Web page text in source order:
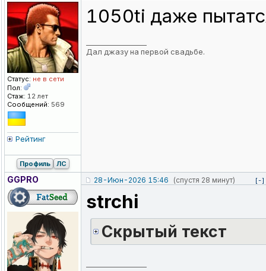
Статус: не в сети
Пол:
Стаж: 12 лет
Сообщений: 569
Рейтинг
1050ti даже
Дал джазу на первой свадьбе.
Профиль ЛС
GGPRO 28-Июн-2026 15:46 (спустя 28 минут) [-]
strchi
Cкрытый текст